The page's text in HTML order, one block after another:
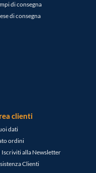
di consegna
di consegna
clienti
dati
ordini
Iscriviti alla Newsletter
Clienti